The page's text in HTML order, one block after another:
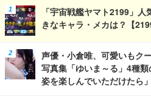
「宇宙戦艦ヤマト2199」
きなキャラ・メカは？【
声優・小倉唯、可愛いもク
写真集「ゆいま～る」4種
姿を楽しんでいただけたら」